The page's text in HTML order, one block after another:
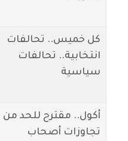
كل خميس.. تحالفات
انتخابية.. تحالفات
سياسية
أكول.. مقترح للحد من
تجاوزات أصحاب